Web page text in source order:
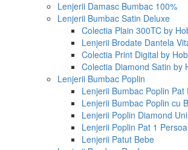
Lenjerii Damasc Bumbac 100%
Lenjerii Bumbac Satin Deluxe
Colectia Plain 300TC by
Lenjerii Brodate Dantela
Colectia Print Digital by
Colectia Diamond Satin by
Lenjerii Bumbac Poplin
Lenjerii Bumbac Poplin Pat
Lenjerii Bumbac Poplin cu
Lenjerii Poplin Diamond Uni
Lenjerii Poplin Pat 1
Lenjerii Patut Bebe